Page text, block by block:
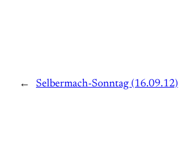
← Selbermach-Sonntag (16.09.12)